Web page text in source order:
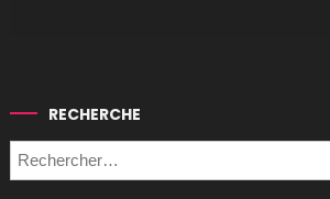
RECHERCHE